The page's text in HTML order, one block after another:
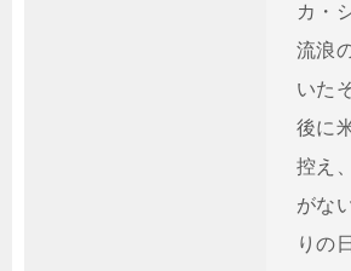
カ・
流浪
いた
後に
控え
がな
りの